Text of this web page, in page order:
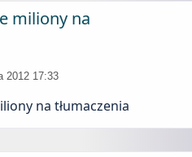
miliony na
2012 17:33